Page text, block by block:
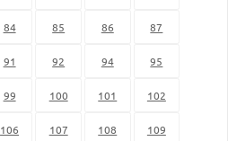
84 85 86 87
91 92 94 95
99 100 101 102
106 107 108 109